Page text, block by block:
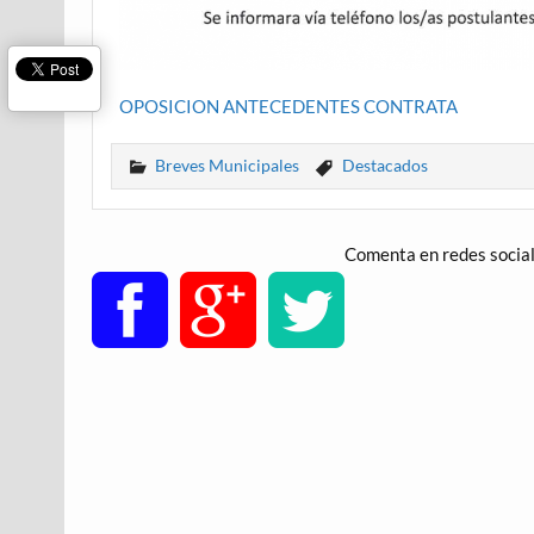
OPOSICION ANTECEDENTES CONTRATA
Breves Municipales Destacados
Comenta en redes